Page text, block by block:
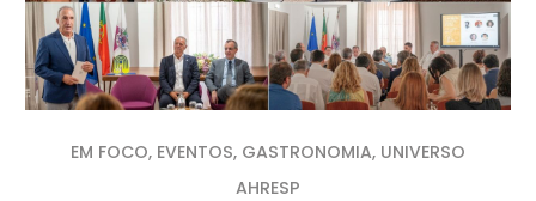
EM FOCO, EVENTOS, GASTRONOMIA, UNIVERSO
AHRESP